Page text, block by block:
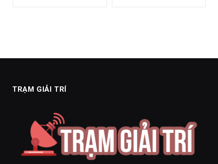
TRẠM GIẢI TRÍ